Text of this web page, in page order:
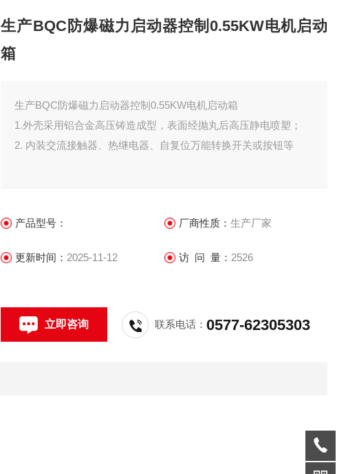
生产BQC防爆磁力启动器控制0.55KW电机启动
箱
生产BQC防爆磁力启动器控制0.55KW电机启动箱
1.外壳采用铝合金高压铸造成型，表面经抛丸后高压静电喷塑；
2. 内装交流接触器、热继电器、自复位万能转换开关或按钮等
产品型号： 厂商性质： 生产厂家
更新时间： 2025-11-12 访 问 量： 2526
立即咨询 联系电话：0577-62305303